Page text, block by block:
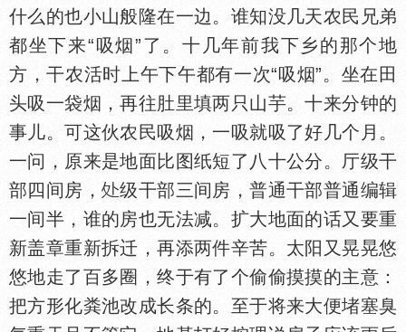
什么的也小山般隆在一边。谁知没几天农民兄弟
都坐下来“吸烟”了。十几年前我下乡的那个地
方，干农活时上午下午都有一次“吸烟”。坐在田
头吸一袋烟，再往肚里填两只山芋。十来分钟的
事儿。可这伙农民吸烟，一吸就吸了好几个月。
一问，原来是地面比图纸短了八十公分。厅级干
部四间房，
级干部三间房，普通干部普通编辑
一间半，谁的房也无法减。扩大地面的话又要重
新盖章重新拆迁，再添两件辛苦。太阳又晃晃悠
悠地走了百多圈，终于有了个偷偷摸摸的主意：
把方形化粪池改成长条的。至于将来大便堵塞臭